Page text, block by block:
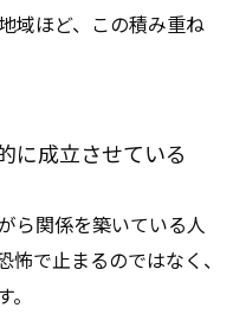
域ほど、この積み重ね
に成立させている
ら関係を築いている人
で止まるのではなく、